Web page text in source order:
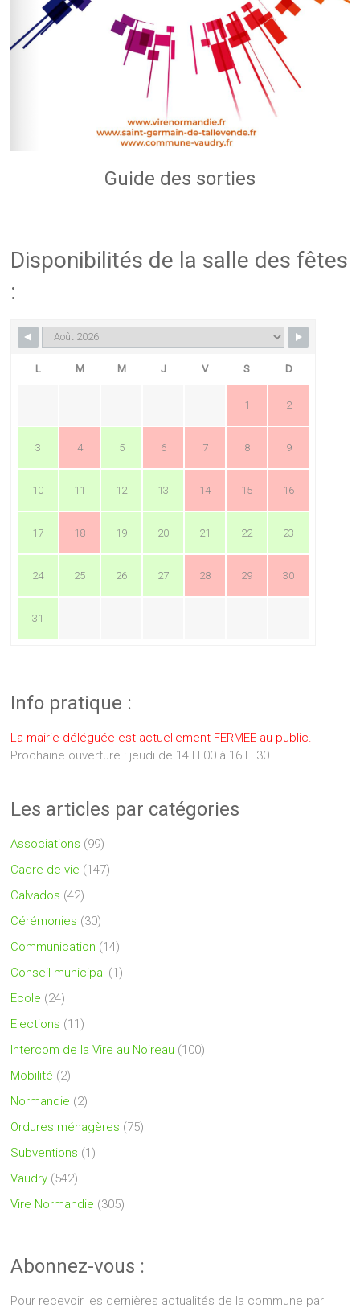
Guide des sorties
Disponibilités de la salle des fêtes
:
L M M J V S D
1 2
3 4 5 6 7 8 9
10 11 12 13 14 15 16
17 18 19 20 21 22 23
24 25 26 27 28 29 30
31
Info pratique :
La mairie déléguée est actuellement FERMEE au public.
Prochaine ouverture : jeudi de 14 H 00 à 16 H 30 .
Les articles par catégories
Associations (99)
Cadre de vie (147)
Calvados (42)
Cérémonies (30)
Communication (14)
Conseil municipal (1)
Ecole (24)
Elections (11)
Intercom de la Vire au Noireau (100)
Mobilité (2)
Normandie (2)
Ordures ménagères (75)
Subventions (1)
Vaudry (542)
Vire Normandie (305)
Abonnez-vous :
Pour recevoir les dernières actualités de la commune par